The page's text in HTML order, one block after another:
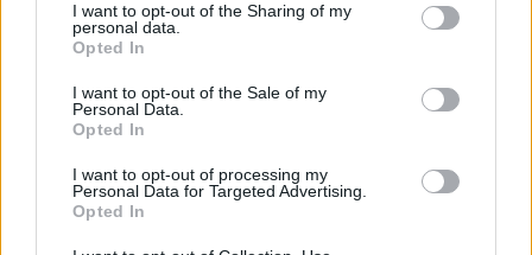
I want to opt-out of the Sharing of my
personal data.
Opted In
I want to opt-out of the Sale of my
Personal Data.
Opted In
I want to opt-out of processing my
Personal Data for Targeted Advertising.
Opted In